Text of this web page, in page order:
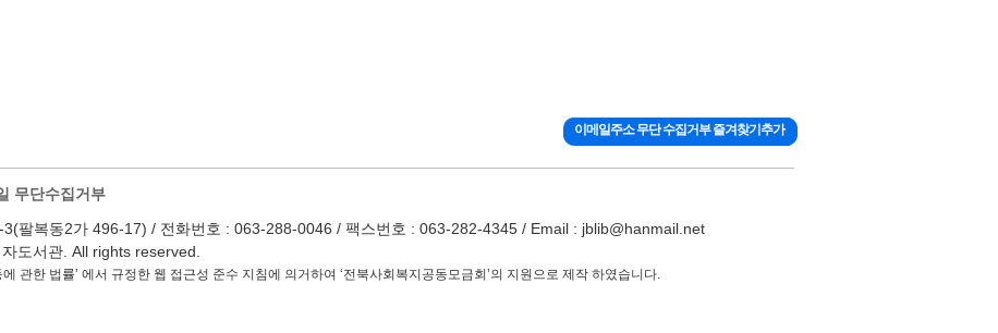
이메일주소 무단 수집거부 즐겨찾기추가
무단수집거부
팔복동2가 496-17) / 전화번호 : 063-288-0046 / 팩스번호 : 063-282-4345 / Email : jblib@hanmail.net
도서관. All rights reserved.
관한 법률’ 에서 규정한 웹 접근성 준수 지침에 의거하여 ‘전북사회복지공동모금회’의 지원으로 제작 하였습니다.